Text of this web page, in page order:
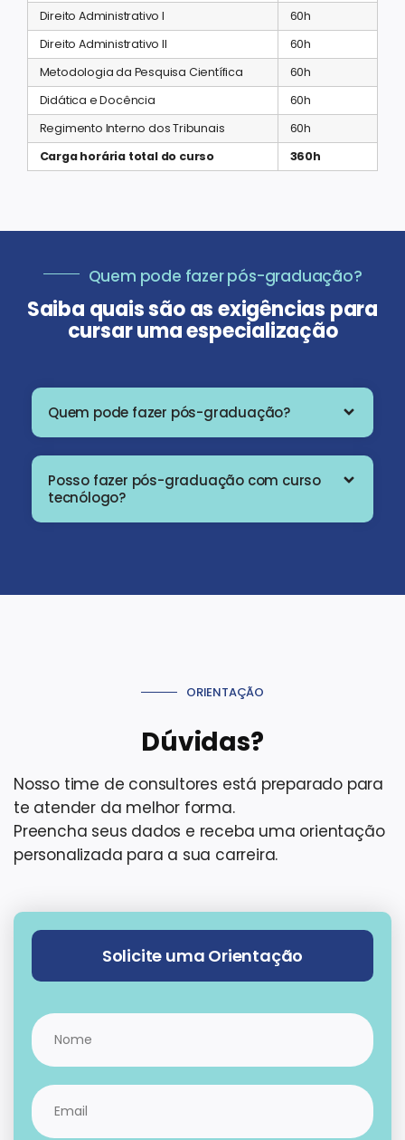
Direito Administrativo I
60h
Direito Administrativo II
60h
Metodologia da Pesquisa Científica
60h
Didática e Docência
60h
Regimento Interno dos Tribunais
60h
Carga horária total do curso
360h
Quem pode fazer pós-graduação?
Saiba quais são as exigências para
cursar uma especialização
Quem pode fazer pós-graduação?
Posso fazer pós-graduação com curso
tecnólogo?
Solicite uma Orientação
ORIENTAÇÃO
Dúvidas?
Nosso time de consultores está preparado para
te atender da melhor forma.
Preencha seus dados e receba uma orientação
personalizada para a sua carreira.